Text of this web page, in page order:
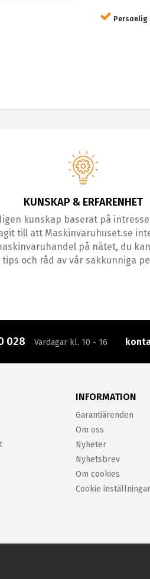
KUNSKAP & ERFARENHET
kunskap baserat på
till att Maskinvaruhuset.se
på nätet, du
tips och råd av vår sakkunniga
028 Vardagar kl. 10 - 16
INFORMATION
Garantiärenden
Om oss
Nyheter
Nyhetsbrev
Om cookies
Cookie inställningar